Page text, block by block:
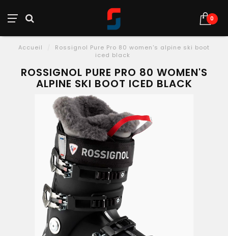
0
Accueil
Rossignol Pure Pro 80 women's alpine ski boot
iced black
ROSSIGNOL PURE PRO 80 WOMEN'S
ALPINE SKI BOOT ICED BLACK